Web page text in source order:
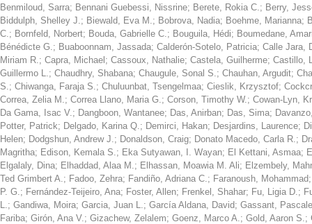
Benmiloud, Sarra; Bennani Guebessi, Nissrine; Berete, Rokia C.; Berry,
Biddulph, Shelley J.; Biewald, Eva M.; Bobrova, Nadia; Boehme, Marianna;
C.; Bornfeld, Norbert; Bouda, Gabrielle C.; Bouguila, Hédi; Boumedane,
Bénédicte G.; Buaboonnam, Jassada; Calderón-Sotelo, Patricia; Calle Jara,
Miriam R.; Capra, Michael ; Cassoux, Nathalie; Castela, Guilherme; Castillo,
Guillermo L.; Chaudhry, Shabana; Chaugule, Sonal S.; Chauhan, Argudit;
S.; Chiwanga, Faraja S.; Chuluunbat, Tsengelmaa; Cieslik, Krzysztof;
Correa, Zelia M.; Correa Llano, Maria G.; Corson, Timothy W.; Cowan-Lyn,
Da Gama, Isac V.; Dangboon, Wantanee; Das, Anirban; Das, Sima;
Potter, Patrick; Delgado, Karina Q.; Demirci, Hakan; Desjardins, Laurence;
Helen; Dodgshun, Andrew J.; Donaldson, Craig; Donato Macedo, Carla R.;
Magritha; Edison, Kemala S.; Eka Sutyawan, I. Wayan; El Kettani, Asmaa;
Elgalaly, Dina; Elhaddad, Alaa M.; Elhassan, Moawia M. Ali; Elzembely,
Ted Grimbert A.; Fadoo, Zehra; Fandiño, Adriana C.; Faranoush, Mohammad
P. G.; Fernández-Teijeiro, Ana; Foster, Allen; Frenkel, Shahar; Fu, Ligia D.;
L.; Gandiwa, Moira; Garcia, Juan L.; García Aldana, David; Gassant,
Fariba; Girón, Ana V.; Gizachew, Zelalem; Goenz, Marco A.; Gold, Aaron S.;